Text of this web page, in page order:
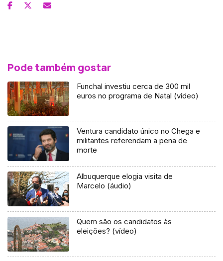
Pode também gostar
Funchal investiu cerca de 300 mil
euros no programa de Natal (vídeo)
Ventura candidato único no Chega e
militantes referendam a pena de
morte
Albuquerque elogia visita de
Marcelo (áudio)
Quem são os candidatos às
eleições? (vídeo)